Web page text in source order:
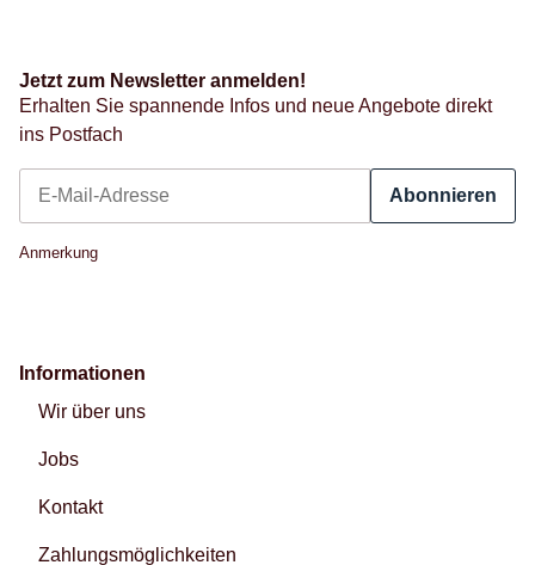
Jetzt zum Newsletter anmelden!
Erhalten Sie spannende Infos und neue Angebote direkt
ins Postfach
Abonnieren
Anmerkung
Informationen
Wir über uns
Jobs
Kontakt
Zahlungsmöglichkeiten